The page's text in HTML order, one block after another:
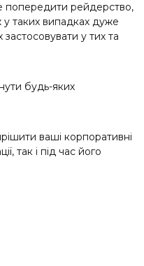
попередити рейдерство,
таких випадках дуже
у тих та
будь-яких
ваші корпоративні
так і під час його